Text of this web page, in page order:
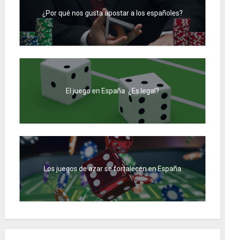
¿Por qué nos gusta apostar a los españoles?
El juego en España ¿Es legal?
Los juegos de azar se fortalecen en España